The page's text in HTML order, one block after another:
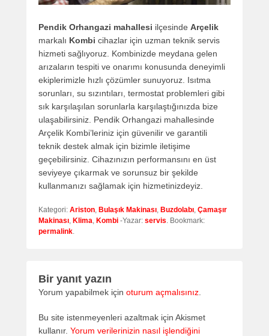
Pendik Orhangazi mahallesi ilçesinde Arçelik
markalı Kombi cihazlar için uzman teknik servis
hizmeti sağlıyoruz. Kombinizde meydana gelen
arızaların tespiti ve onarımı konusunda deneyimli
ekiplerimizle hızlı çözümler sunuyoruz. Isıtma
sorunları, su sızıntıları, termostat problemleri gibi
sık karşılaşılan sorunlarla karşılaştığınızda bize
ulaşabilirsiniz. Pendik Orhangazi mahallesinde
Arçelik Kombi’leriniz için güvenilir ve garantili
teknik destek almak için bizimle iletişime
geçebilirsiniz. Cihazınızın performansını en üst
seviyeye çıkarmak ve sorunsuz bir şekilde
kullanmanızı sağlamak için hizmetinizdeyiz.
Kategori: Ariston Bulaşık Makinası Buzdolabı Çamaşır
Makinası Klima Kombi -Yazar: servis . Bookmark:
permalink
Bir yanıt yazın
Yorum yapabilmek için oturum açmalısınız
Bu site istenmeyenleri azaltmak için Akismet
kullanır. Yorum verilerinizin nasıl işlendiğini